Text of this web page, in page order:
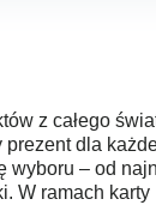
z całego
dla
wyboru – od
W ramach karty